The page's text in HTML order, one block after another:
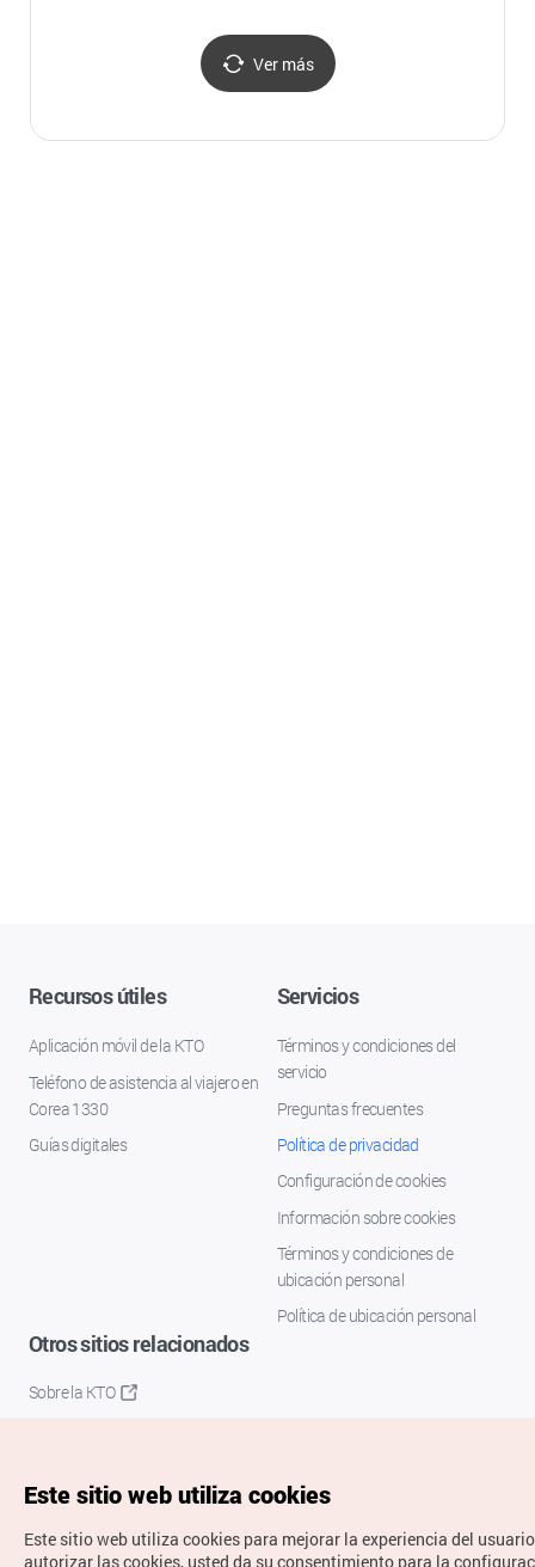
Ver más
Recursos útiles
Aplicación móvil de la KTO
Teléfono de asistencia al viajero en
Corea 1330
Guías digitales
Servicios
Términos y condiciones del
servicio
Preguntas frecuentes
Política de privacidad
Configuración de cookies
Información sobre cookies
Términos y condiciones de
ubicación personal
Política de ubicación personal
Otros sitios relacionados
Sobre la KTO
Este sitio web utiliza cookies
Este sitio web utiliza cookies para mejorar la experiencia del
autorizar las cookies, usted da su consentimiento para la